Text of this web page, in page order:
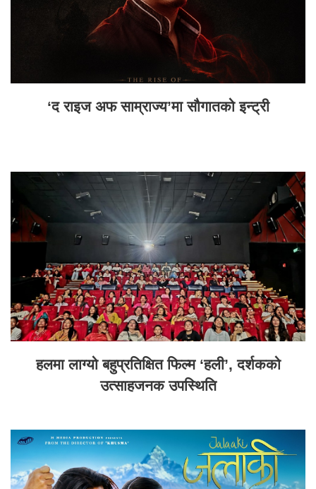
‘द राइज अफ साम्राज्य’मा सौगातको इन्ट्री
हलमा लाग्यो बहुप्रतिक्षित फिल्म ‘हली’, दर्शकको
उत्साहजनक उपस्थिति